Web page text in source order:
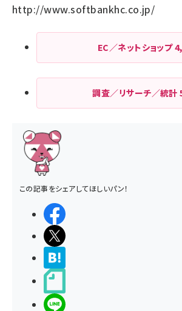
http://www.softbankhc.co.jp/
EC／ネットショップ
調査／リサーチ／統計
この記事をシェアしてほしいパン！